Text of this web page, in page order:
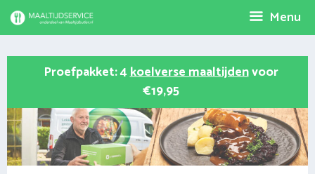
Spring
naar
Menu
Proefpakket: 4koelverse maaltijdenvoor
€19,95